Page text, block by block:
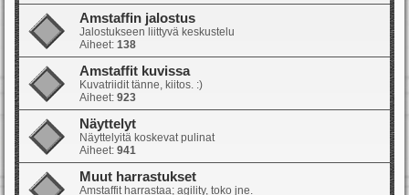
Amstaffin jalostus
Jalostukseen liittyvä keskustelu
Aiheet: 138
Amstaffit kuvissa
Kuvatriidit tänne, kiitos. :)
Aiheet: 923
Näyttelyt
Näyttelyitä koskevat pulinat
Aiheet: 941
Muut harrastukset
Amstaffit harrastaa; agility, toko jne.